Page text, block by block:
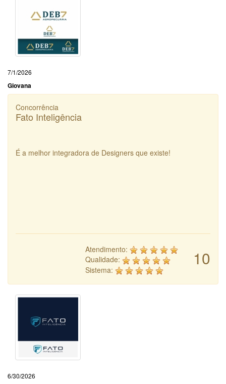
7/1/2026
Giovana
Concorrência
Fato Inteligência
É a melhor integradora de Designers que existe!
10
Atendimento:
Qualidade:
Sistema:
6/30/2026